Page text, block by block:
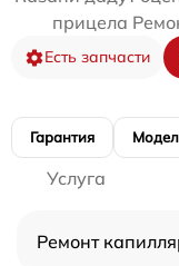
прицела
Есть запчасти
Гарантия
Услуга
Ремонт